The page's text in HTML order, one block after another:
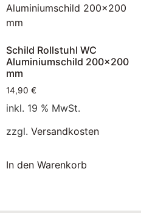
Schild Rollstuhl WC
Aluminiumschild 200×200
mm
14,90 €
inkl. 19 % MwSt.
zzgl. Versandkosten
In den Warenkorb